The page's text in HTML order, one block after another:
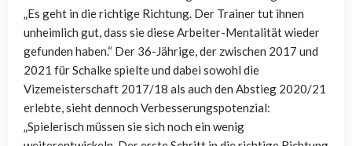
„Es geht in die richtige Richtung. Der Trainer tut ihnen
unheimlich gut, dass sie diese Arbeiter-Mentalität wieder
gefunden haben.“ Der 36-Jährige, der zwischen 2017 und
2021 für Schalke spielte und dabei sowohl die
Vizemeisterschaft 2017/18 als auch den Abstieg 2020/21
erlebte, sieht dennoch Verbesserungspotenzial:
„Spielerisch müssen sie sich noch ein wenig